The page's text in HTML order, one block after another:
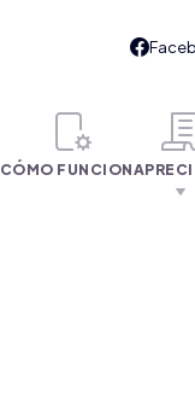
CÓMO FUNCIONA